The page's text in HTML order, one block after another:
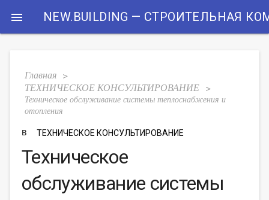
 NEW.BUILDING — СТРОИТЕЛЬНАЯ
Главная >
ТЕХНИЧЕСКОЕ КОНСУЛЬТИРОВАНИЕ >
Техническое обслуживание системы теплоснабжения и
отопления
в ТЕХНИЧЕСКОЕ КОНСУЛЬТИРОВАНИЕ
Техническое
обслуживание системы